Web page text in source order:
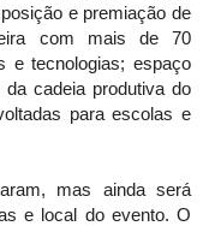
e premiação de
com mais de 70
e tecnologias; espaço
cadeia produtiva do
para escolas e
mas ainda será
e local do evento. O